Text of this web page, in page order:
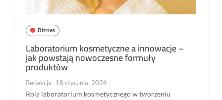
Biznes
Laboratorium kosmetyczne a innowacje –
jak powstają nowoczesne formuły
produktów
Redakcja 18 stycznia, 2026
Rola laboratorium kosmetycznego w tworzeniu